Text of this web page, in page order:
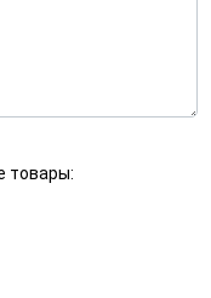
товары: